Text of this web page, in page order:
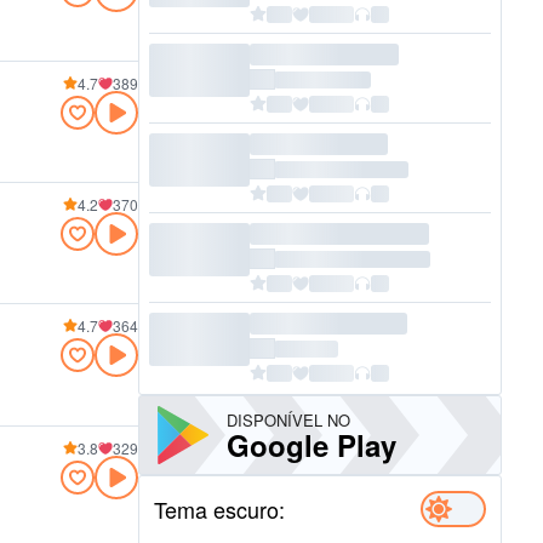
4.7 389
4.2 370
4.7 364
3.8 329
DISPONÍVEL NO
Google Play
Tema escuro: